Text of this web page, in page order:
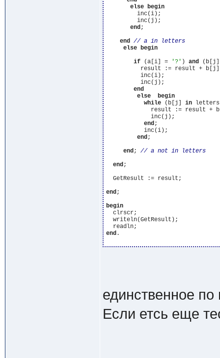
else begin
         inc(i);
         inc(j);
end;
end
// a in letters
else begin
if (a[i] = '?' ) and
result := result +
          inc(i);
          inc(j);
end
else
begin
while (b[j] in
result := result +
             inc(j);
end;
           inc(i);
end;
end;
// a not in letters
end;
  GetResult := result;
end;
begin
  clrscr;
  writeln(GetResult);
end.
единственное
Если етсь еще